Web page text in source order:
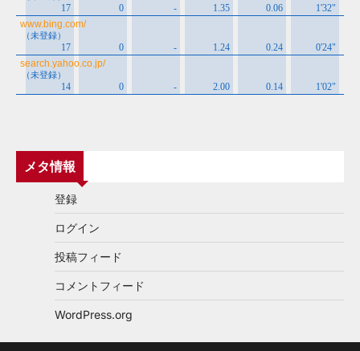
メタ情報
登録
ログイン
投稿フィード
コメントフィード
WordPress.org